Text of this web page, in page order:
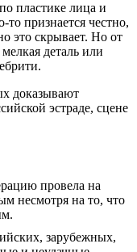
пластике лица и
признается честно,
это скрывает. Но от
деталь или
доказывают
эстраде, сцене
провела на
несмотря на то, что